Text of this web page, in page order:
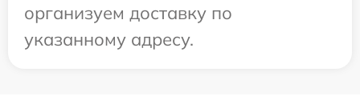
организуем доставку по
указанному адресу.